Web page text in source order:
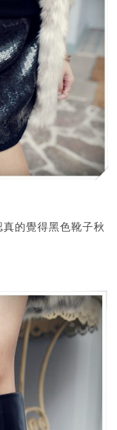
的覺得黑色靴子秋